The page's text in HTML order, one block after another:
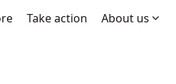
Take action About us